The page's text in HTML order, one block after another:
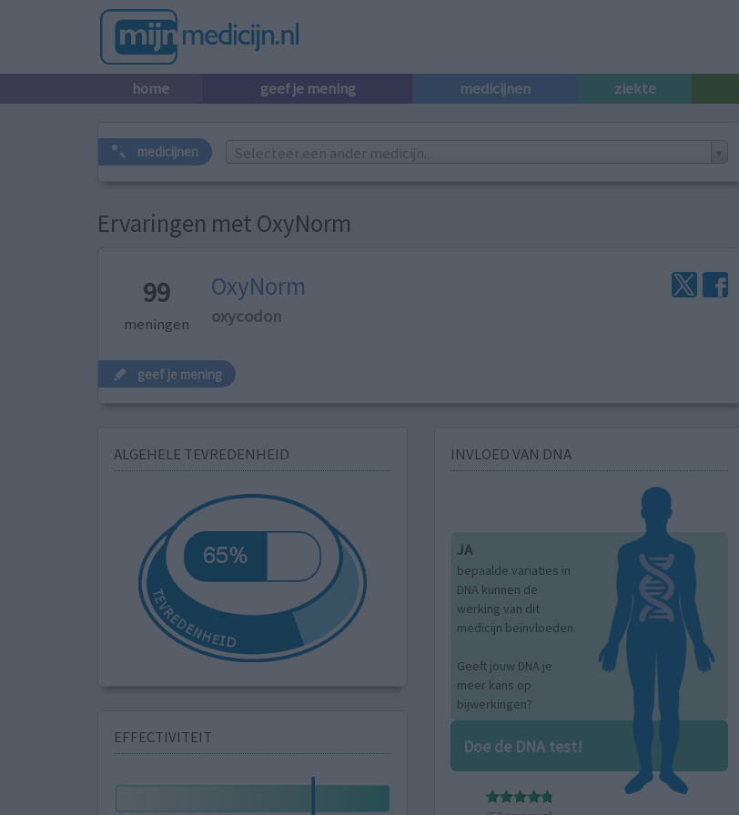
home geef je mening medicijnen ziekte
medicijnen Selecteer een ander medicijn...
Ervaringen met OxyNorm
99
meningen
OxyNorm
oxycodon
geef je mening
ALGEHELE TEVREDENHEID
EFFECTIVITEIT
INVLOED VAN DNA
JA
bepaalde variaties in
DNA kunnen de
werking van dit
medicijn beïnvloeden.
Geeft jouw DNA je
meer kans op
bijwerkingen?
Doe de DNA test!